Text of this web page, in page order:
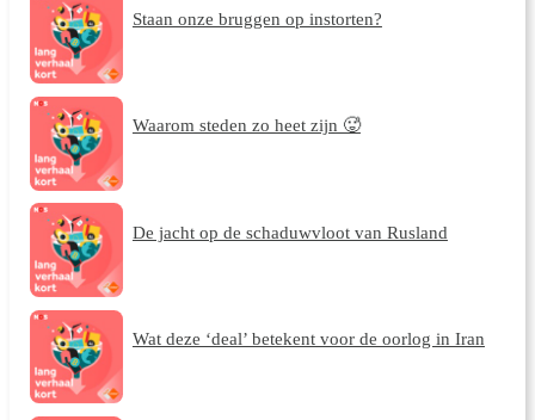
Staan onze bruggen op instorten?
Waarom steden zo heet zijn 🥵
De jacht op de schaduwvloot van Rusland
Wat deze ‘deal’ betekent voor de oorlog in Iran